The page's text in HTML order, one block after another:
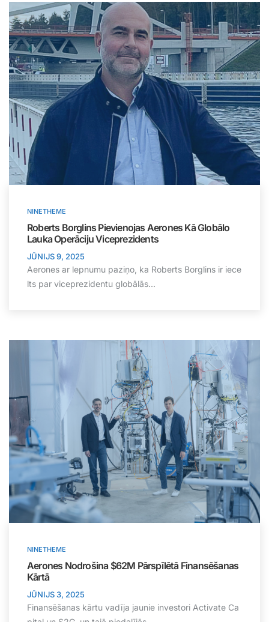
NINETHEME
Roberts Borglins Pievienojas Aerones Kā Globālo
Lauka Operāciju Viceprezidents
JŪNIJS 9, 2025
Aerones ar lepnumu paziņo, ka Roberts Borglins ir iece
lts par viceprezidentu globālās...
NINETHEME
Aerones Nodrošina $62M Pārspīlētā Finansēšanas
Kārtā
JŪNIJS 3, 2025
Finansēšanas kārtu vadīja jaunie investori Activate Ca